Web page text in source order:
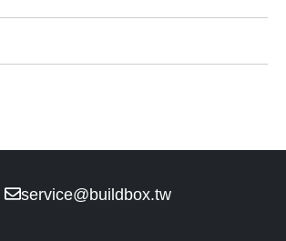
service@buildbox.tw